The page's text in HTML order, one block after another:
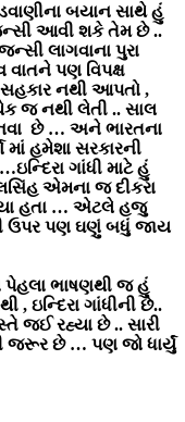
બયાન સાથે હું
આવી શકે તેમ છે ..
લાગવાના પુરા
વાતને પણ વિપક્ષ
સહકાર નથી આપતો ,
જ નથી લેતી .. સાલ
છે … અને ભારતના
માં હમેશા સરકારની
ગાંધી માટે હું
એમના જ દીકરા
હતા … એટલે હજુ
ઉપર પણ ઘણું બધું જાય
ભાષણથી જ હું
, ઇન્દિરા ગાંધીની છે..
જઈ રહ્યા છે .. સારી
છે … પણ જો ધાર્યું